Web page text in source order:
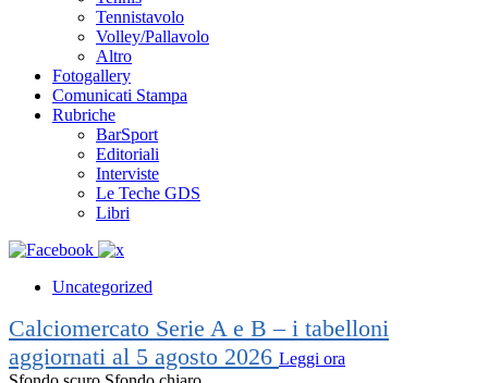
Tennistavolo
Volley/Pallavolo
Altro
Fotogallery
Comunicati Stampa
Rubriche
BarSport
Editoriali
Interviste
Le Teche GDS
Libri
Uncategorized
Calciomercato Serie A e B – i tabelloni
aggiornati al 5 agosto 2026 Leggi ora